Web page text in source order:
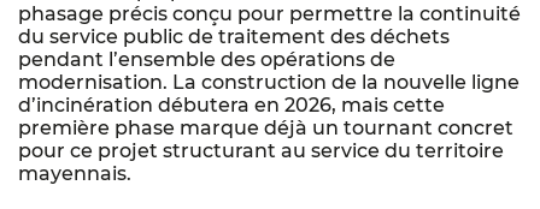
phasage précis conçu pour permettre la continuité
du service public de traitement des déchets
pendant l’ensemble des opérations de
modernisation. La construction de la nouvelle ligne
d’incinération débutera en 2026, mais cette
première phase marque déjà un tournant concret
pour ce projet structurant au service du territoire
mayennais.